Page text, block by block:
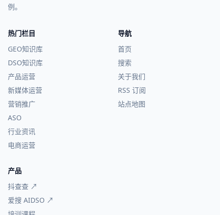
例。
热门栏目
GEO知识库
DSO知识库
产品运营
新媒体运营
营销推广
ASO
行业资讯
电商运营
导航
首页
搜索
关于我们
RSS 订阅
站点地图
产品
抖查查 ↗
爱搜 AIDSO ↗